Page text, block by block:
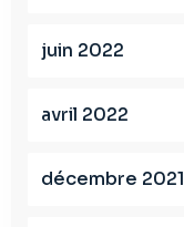
juin 2022
avril 2022
décembre 2021